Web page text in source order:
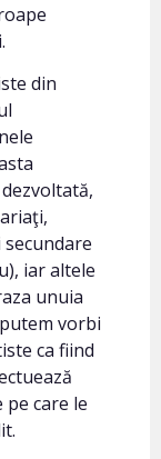
din
iar altele
unuia
vorbi
ca fiind
care le